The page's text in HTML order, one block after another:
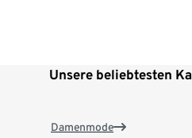
Unsere beliebtesten
Damenmode